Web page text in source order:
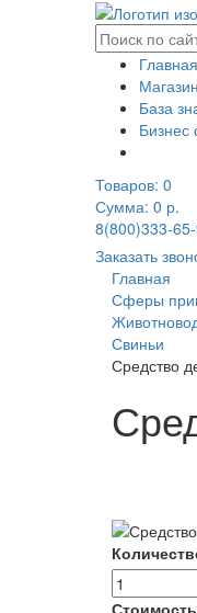
Главная
Магазин
База
Товаров: 0
Сумма: 0 р.
8(800)333-
Заказать
Главная
Сферы
Свиньи
Средство